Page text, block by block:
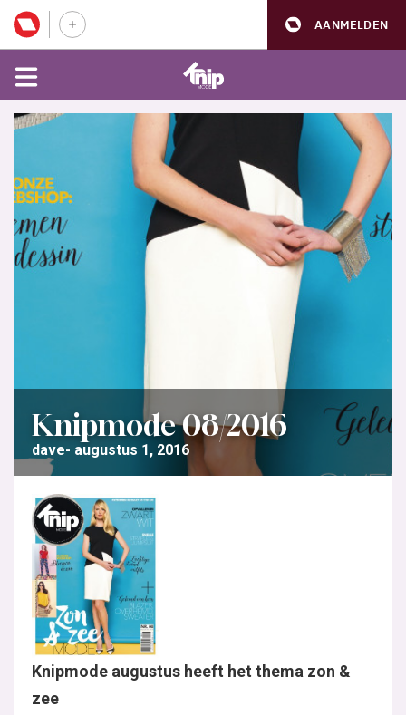
AANMELDEN
Knipmode 08/2016
dave augustus 1, 2016
Knipmode augustus heeft het thema zon &
zee